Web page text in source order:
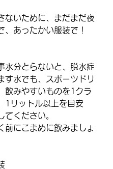
ないために、まだまだ夜
、あったかい服装で！
水分とらないと、脱水症
す水でも、スポーツドリ
飲みやすいものを1クラ
1リットル以上を目安
てください。
前にこまめに飲みましょ